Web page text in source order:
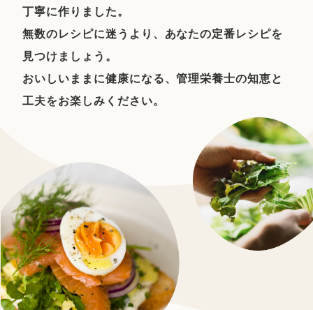
丁寧に作りました。
無数のレシピに迷うより、あなたの定番レシピを
見つけましょう。
おいしいままに健康になる、管理栄養士の知恵と
工夫をお楽しみください。